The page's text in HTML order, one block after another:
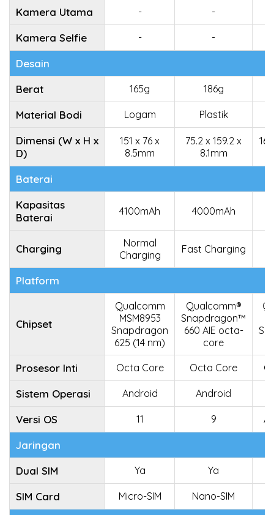
Kamera Utama - -
Kamera Selfie - -
Desain
Berat
165g 186g
Material Bodi Logam Plastik
Dimensi (W x H x
D)
151 x 76 x
8.5mm
75.2 x 159.2 x
8.1mm
Baterai
Kapasitas
Baterai
4100mAh 4000mAh
Charging
Normal
Charging
Fast Charging
Platform
Chipset
Qualcomm
MSM8953
Snapdragon
625 (14 nm)
Qualcomm®
Snapdragon™
660 AIE octa-
core
Prosesor Inti Octa Core Octa Core
Sistem Operasi Android Android
Versi OS 11 9
Jaringan
Dual SIM
Ya Ya
SIM Card Micro-SIM Nano-SIM